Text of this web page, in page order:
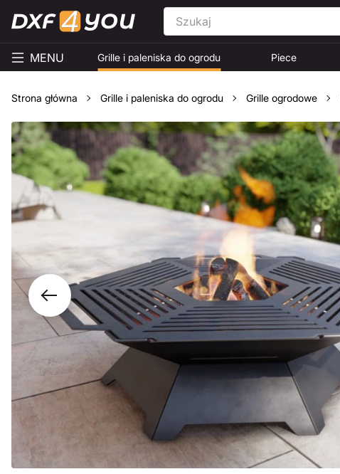
MENU Grille i paleniska do ogrodu Piece
Strona główna Grille i paleniska do ogrodu Grille ogrodowe